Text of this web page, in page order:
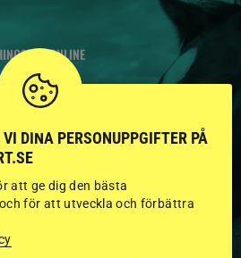
ONLINE
HINGSTAR I
MED
FAKTA
ALLA HINGSTAR
DINA PERSONUPPGIFTER PÅ
att ge dig den bästa
för att utveckla och förbättra